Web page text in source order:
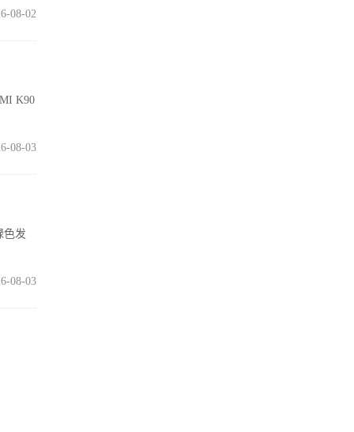
08-02
K90
08-03
色发
08-03